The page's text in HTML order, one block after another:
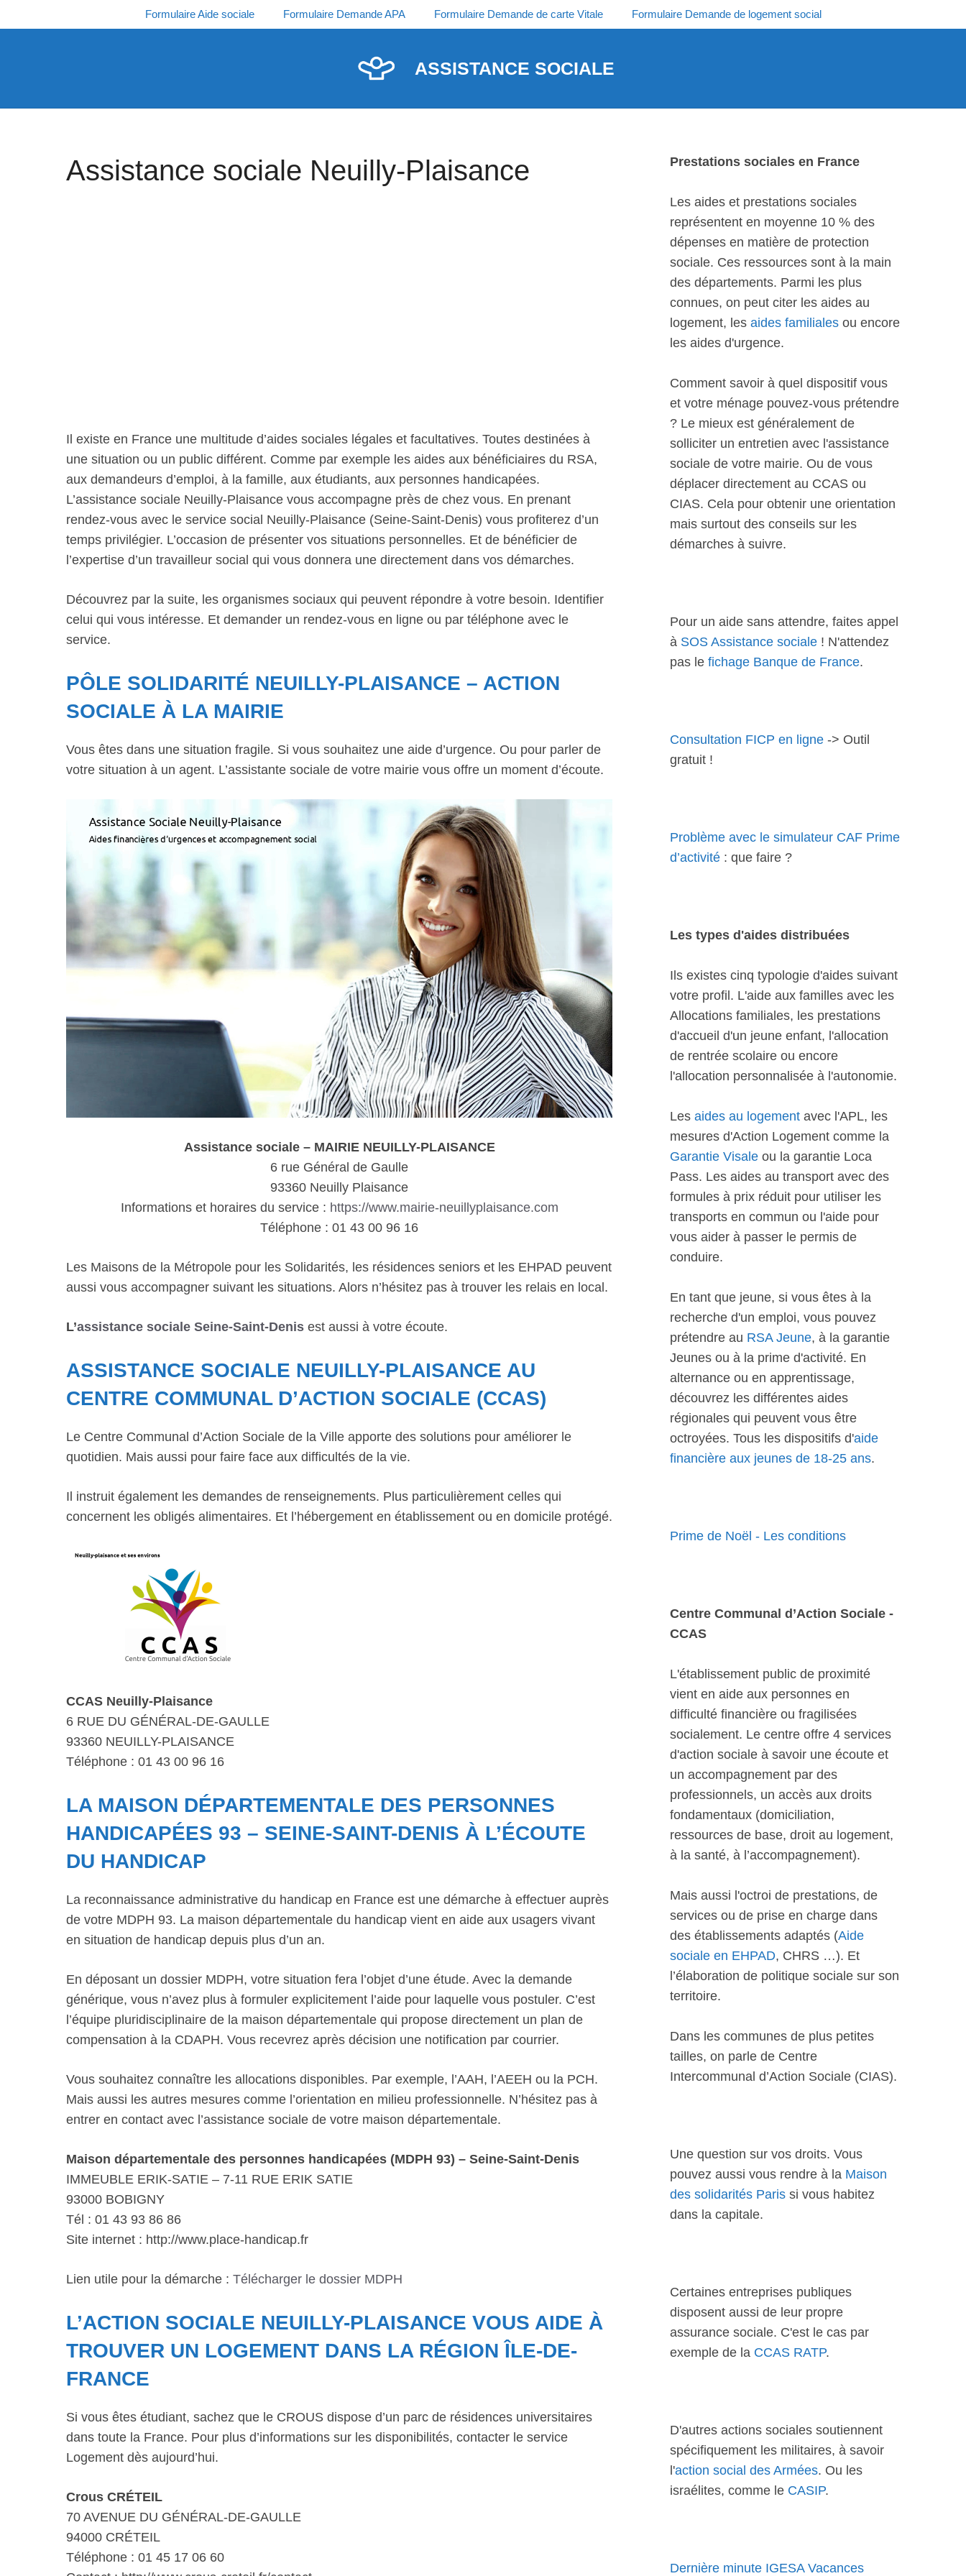
au
Formulaire Aide sociale Formulaire Demande APA Formulaire Demande de carte Vitale Formulaire Demande de logement social
ASSISTANCE SOCIALE
Assistance sociale Neuilly-Plaisance
Il existe en France une multitude d’aides sociales légales et facultatives. Toutes destinées à
une situation ou un public différent. Comme par exemple les aides aux bénéficiaires du RSA,
aux demandeurs d’emploi, à la famille, aux étudiants, aux personnes handicapées.
L’assistance sociale Neuilly-Plaisance vous accompagne près de chez vous. En prenant
rendez-vous avec le service social Neuilly-Plaisance (Seine-Saint-Denis) vous profiterez d’un
temps privilégier. L’occasion de présenter vos situations personnelles. Et de bénéficier de
l’expertise d’un travailleur social qui vous donnera une directement dans vos démarches.
Découvrez par la suite, les organismes sociaux qui peuvent répondre à votre besoin. Identifier
celui qui vous intéresse. Et demander un rendez-vous en ligne ou par téléphone avec le
service.
PÔLE SOLIDARITÉ NEUILLY-PLAISANCE – ACTION
SOCIALE À LA MAIRIE
Vous êtes dans une situation fragile. Si vous souhaitez une aide d’urgence. Ou pour parler de
votre situation à un agent. L’assistante sociale de votre mairie vous offre un moment d’écoute.
Assistance sociale – MAIRIE NEUILLY-PLAISANCE
6 rue Général de Gaulle
93360 Neuilly Plaisance
Informations et horaires du service : https://www.mairie-neuillyplaisance.com
Téléphone : 01 43 00 96 16
Les Maisons de la Métropole pour les Solidarités, les résidences seniors et les EHPAD peuvent
aussi vous accompagner suivant les situations. Alors n’hésitez pas à trouver les relais en local.
L’assistance sociale Seine-Saint-Denis est aussi à votre écoute.
ASSISTANCE SOCIALE NEUILLY-PLAISANCE AU
CENTRE COMMUNAL D’ACTION SOCIALE (CCAS)
Le Centre Communal d’Action Sociale de la Ville apporte des solutions pour améliorer le
quotidien. Mais aussi pour faire face aux difficultés de la vie.
Il instruit également les demandes de renseignements. Plus particulièrement celles qui
concernent les obligés alimentaires. Et l’hébergement en établissement ou en domicile protégé.
CCAS Neuilly-Plaisance
6 RUE DU GÉNÉRAL-DE-GAULLE
93360 NEUILLY-PLAISANCE
Téléphone : 01 43 00 96 16
LA MAISON DÉPARTEMENTALE DES PERSONNES
HANDICAPÉES 93 – SEINE-SAINT-DENIS À L’ÉCOUTE
DU HANDICAP
La reconnaissance administrative du handicap en France est une démarche à effectuer auprès
de votre MDPH 93. La maison départementale du handicap vient en aide aux usagers vivant
en situation de handicap depuis plus d’un an.
En déposant un dossier MDPH, votre situation fera l’objet d’une étude. Avec la demande
générique, vous n’avez plus à formuler explicitement l’aide pour laquelle vous postuler. C’est
l’équipe pluridisciplinaire de la maison départementale qui propose directement un plan de
compensation à la CDAPH. Vous recevrez après décision une notification par courrier.
Vous souhaitez connaître les allocations disponibles. Par exemple, l’AAH, l’AEEH ou la PCH.
Mais aussi les autres mesures comme l’orientation en milieu professionnelle. N’hésitez pas à
entrer en contact avec l’assistance sociale de votre maison départementale.
Maison départementale des personnes handicapées (MDPH 93) – Seine-Saint-Denis
IMMEUBLE ERIK-SATIE – 7-11 RUE ERIK SATIE
93000 BOBIGNY
Tél : 01 43 93 86 86
Site internet : http://www.place-handicap.fr
Lien utile pour la démarche : Télécharger le dossier MDPH
L’ACTION SOCIALE NEUILLY-PLAISANCE VOUS AIDE À
TROUVER UN LOGEMENT DANS LA RÉGION ÎLE-DE-
FRANCE
Si vous êtes étudiant, sachez que le CROUS dispose d’un parc de résidences universitaires
dans toute la France. Pour plus d’informations sur les disponibilités, contacter le service
Logement dès aujourd’hui.
Crous CRÉTEIL
70 AVENUE DU GÉNÉRAL-DE-GAULLE
94000 CRÉTEIL
Téléphone : 01 45 17 06 60
Prestations sociales en France
Les aides et prestations sociales
représentent en moyenne 10 % des
dépenses en matière de protection
sociale. Ces ressources sont à la main
des départements. Parmi les plus
connues, on peut citer les aides au
logement, les aides familiales ou encore
les aides d'urgence.
Comment savoir à quel dispositif vous
et votre ménage pouvez-vous prétendre
? Le mieux est généralement de
solliciter un entretien avec l'assistance
sociale de votre mairie. Ou de vous
déplacer directement au CCAS ou
CIAS. Cela pour obtenir une orientation
mais surtout des conseils sur les
démarches à suivre.
Pour un aide sans attendre, faites appel
à SOS Assistance sociale ! N'attendez
pas le fichage Banque de France.
Consultation FICP en ligne -> Outil
gratuit !
Problème avec le simulateur CAF Prime
d’activité : que faire ?
Les types d'aides distribuées
Ils existes cinq typologie d'aides suivant
votre profil. L'aide aux familles avec les
Allocations familiales, les prestations
d'accueil d'un jeune enfant, l'allocation
de rentrée scolaire ou encore
l'allocation personnalisée à l'autonomie.
Les aides au logement avec l'APL, les
mesures d'Action Logement comme la
Garantie Visale ou la garantie Loca
Pass. Les aides au transport avec des
formules à prix réduit pour utiliser les
transports en commun ou l'aide pour
vous aider à passer le permis de
conduire.
En tant que jeune, si vous êtes à la
recherche d'un emploi, vous pouvez
prétendre au RSA Jeune, à la garantie
Jeunes ou à la prime d'activité. En
alternance ou en apprentissage,
découvrez les différentes aides
régionales qui peuvent vous être
octroyées. Tous les dispositifs d'aide
financière aux jeunes de 18-25 ans.
Prime de Noël - Les conditions
Centre Communal d’Action Sociale -
CCAS
L'établissement public de proximité
vient en aide aux personnes en
difficulté financière ou fragilisées
socialement. Le centre offre 4 services
d'action sociale à savoir une écoute et
un accompagnement par des
professionnels, un accès aux droits
fondamentaux (domiciliation,
ressources de base, droit au logement,
à la santé, à l’accompagnement).
Mais aussi l'octroi de prestations, de
services ou de prise en charge dans
des établissements adaptés (Aide
sociale en EHPAD, CHRS …). Et
l’élaboration de politique sociale sur son
territoire.
Dans les communes de plus petites
tailles, on parle de Centre
Intercommunal d’Action Sociale (CIAS).
Une question sur vos droits. Vous
pouvez aussi vous rendre à la Maison
des solidarités Paris si vous habitez
dans la capitale.
Certaines entreprises publiques
disposent aussi de leur propre
assurance sociale. C'est le cas par
exemple de la CCAS RATP.
D'autres actions sociales soutiennent
spécifiquement les militaires, à savoir
l'action social des Armées. Ou les
israélites, comme le CASIP.
Dernière minute IGESA Vacances